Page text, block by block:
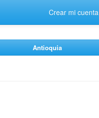
Crear mi cuenta
Antioquia